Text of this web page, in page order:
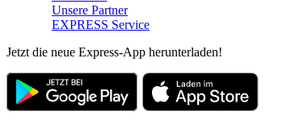
Unsere Partner
EXPRESS Service
Jetzt die neue Express-App herunterladen!